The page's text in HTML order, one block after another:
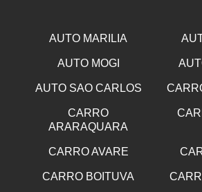
AUTO MARILIA
AUTO MOGI
AUTO SAO CARLOS
CARRO
ARARAQUARA
CARRO AVARE
CARRO BOITUVA